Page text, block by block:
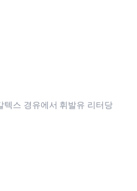
텍스 경유에서 휘발유 리터당